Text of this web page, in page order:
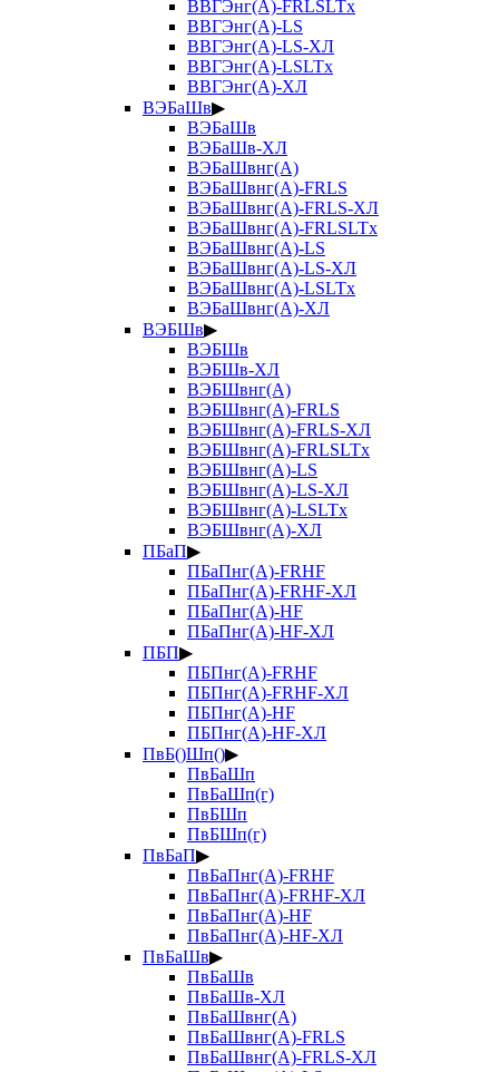
ВВГЭнг(А)-FRLSLTx
ВВГЭнг(А)-LS
ВВГЭнг(А)-LS-ХЛ
ВВГЭнг(А)-LSLTx
ВВГЭнг(А)-ХЛ
ВЭБаШв▶
ВЭБаШв
ВЭБаШв-ХЛ
ВЭБаШвнг(А)
ВЭБаШвнг(А)-FRLS
ВЭБаШвнг(А)-FRLS-ХЛ
ВЭБаШвнг(А)-FRLSLTx
ВЭБаШвнг(А)-LS
ВЭБаШвнг(А)-LS-ХЛ
ВЭБаШвнг(А)-LSLTx
ВЭБаШвнг(А)-ХЛ
ВЭБШв▶
ВЭБШв
ВЭБШв-ХЛ
ВЭБШвнг(А)
ВЭБШвнг(А)-FRLS
ВЭБШвнг(А)-FRLS-ХЛ
ВЭБШвнг(А)-FRLSLTx
ВЭБШвнг(А)-LS
ВЭБШвнг(А)-LS-ХЛ
ВЭБШвнг(А)-LSLTx
ВЭБШвнг(А)-ХЛ
ПБаП▶
ПБаПнг(А)-FRHF
ПБаПнг(А)-FRHF-ХЛ
ПБаПнг(А)-HF
ПБаПнг(А)-HF-ХЛ
ПБП▶
ПБПнг(А)-FRHF
ПБПнг(А)-FRHF-ХЛ
ПБПнг(А)-HF
ПБПнг(А)-HF-ХЛ
ПвБ()Шп()▶
ПвБаШп
ПвБаШп(г)
ПвБШп
ПвБШп(г)
ПвБаП▶
ПвБаПнг(А)-FRHF
ПвБаПнг(А)-FRHF-ХЛ
ПвБаПнг(А)-HF
ПвБаПнг(А)-HF-ХЛ
ПвБаШв▶
ПвБаШв
ПвБаШв-ХЛ
ПвБаШвнг(А)
ПвБаШвнг(А)-FRLS
ПвБаШвнг(А)-FRLS-ХЛ